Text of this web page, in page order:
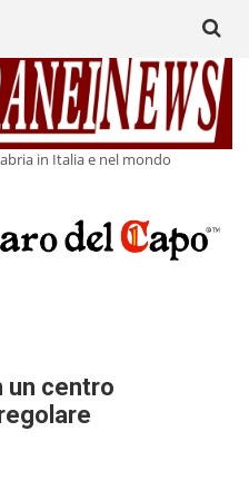
in Italia e nel mondo
for:
un centro